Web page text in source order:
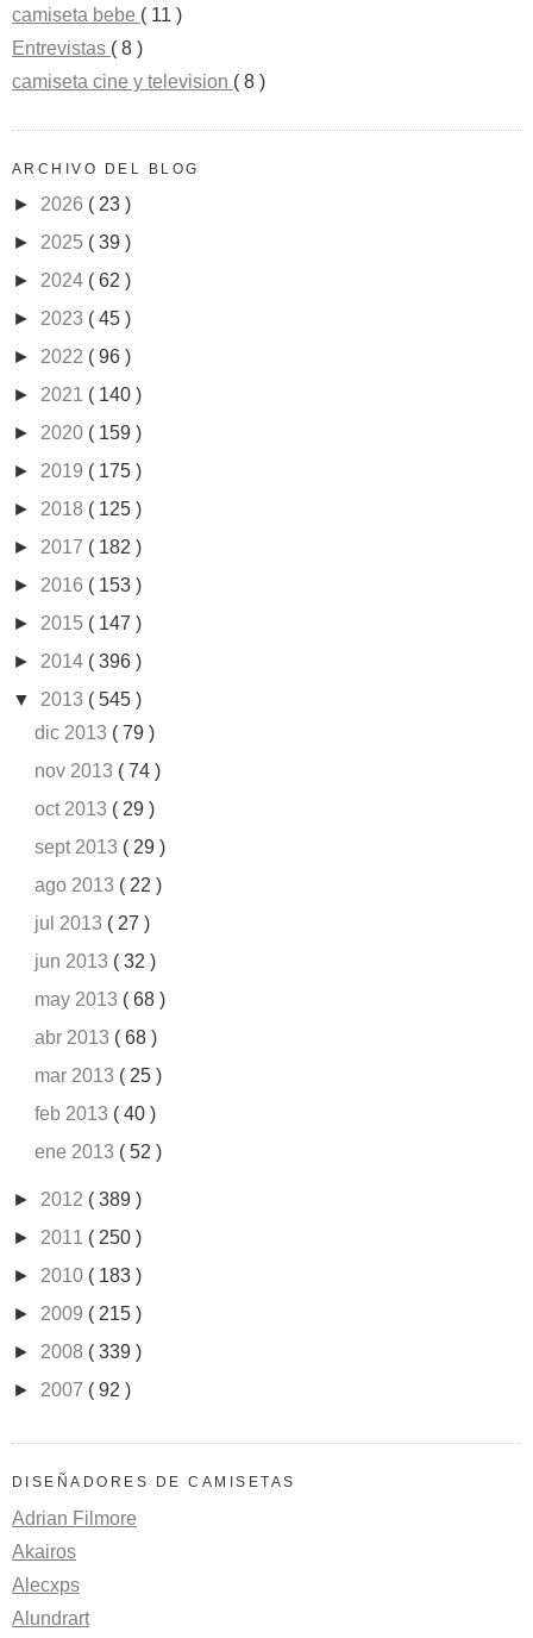
camiseta bebe ( 11 )
Entrevistas ( 8 )
camiseta cine y television ( 8 )
ARCHIVO DEL BLOG
► 2026 ( 23 )
► 2025 ( 39 )
► 2024 ( 62 )
► 2023 ( 45 )
► 2022 ( 96 )
► 2021 ( 140 )
► 2020 ( 159 )
► 2019 ( 175 )
► 2018 ( 125 )
► 2017 ( 182 )
► 2016 ( 153 )
► 2015 ( 147 )
► 2014 ( 396 )
▼ 2013 ( 545 )
dic 2013 ( 79 )
nov 2013 ( 74 )
oct 2013 ( 29 )
sept 2013 ( 29 )
ago 2013 ( 22 )
jul 2013 ( 27 )
jun 2013 ( 32 )
may 2013 ( 68 )
abr 2013 ( 68 )
mar 2013 ( 25 )
feb 2013 ( 40 )
ene 2013 ( 52 )
► 2012 ( 389 )
► 2011 ( 250 )
► 2010 ( 183 )
► 2009 ( 215 )
► 2008 ( 339 )
► 2007 ( 92 )
DISEÑADORES DE CAMISETAS
Adrian Filmore
Akairos
Alecxps
Alundrart